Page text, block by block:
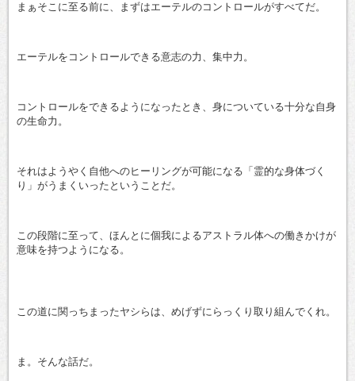
まぁそこに至る前に、まずはエーテルのコントロールがすべてだ。
エーテルをコントロールできる意志の力、集中力。
コントロールをできるようになったとき、身についている十分な自身
の生命力。
それはようやく自他へのヒーリングが可能になる「霊的な身体づく
り」がうまくいったということだ。
この段階に至って、ほんとに個我によるアストラル体への働きかけが
意味を持つようになる。
この道に関っちまったヤシらは、めげずにらっくり取り組んでくれ。
ま。そんな話だ。